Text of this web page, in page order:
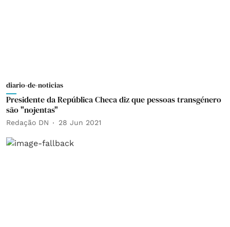
diario-de-noticias
Presidente da República Checa diz que pessoas transgénero
são "nojentas"
Redação DN 28 Jun 2021